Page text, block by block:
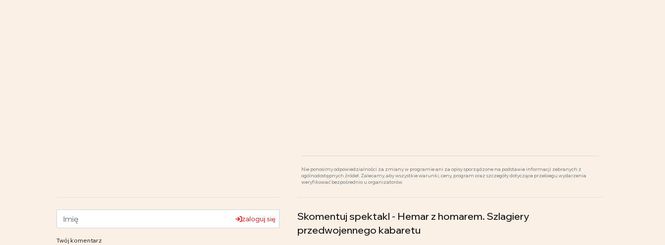
Nie ponosimy odpowiedzialności za zmiany w programie ani za opisy sporządzone na podstawie informacji zebranych z
ogólnodostępnych źródeł. Zalecamy, aby wszystkie warunki, ceny, program oraz szczegóły dotyczące przebiegu wydarzenia
weryfikować bezpośrednio u organizatorów.
zaloguj się
Twój komentarz
Skomentuj spektakl - Hemar z homarem. Szlagiery
przedwojennego kabaretu